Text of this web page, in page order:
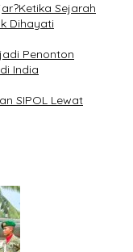
Sejarah
Dihayati
Penonton
India
SIPOL Lewat